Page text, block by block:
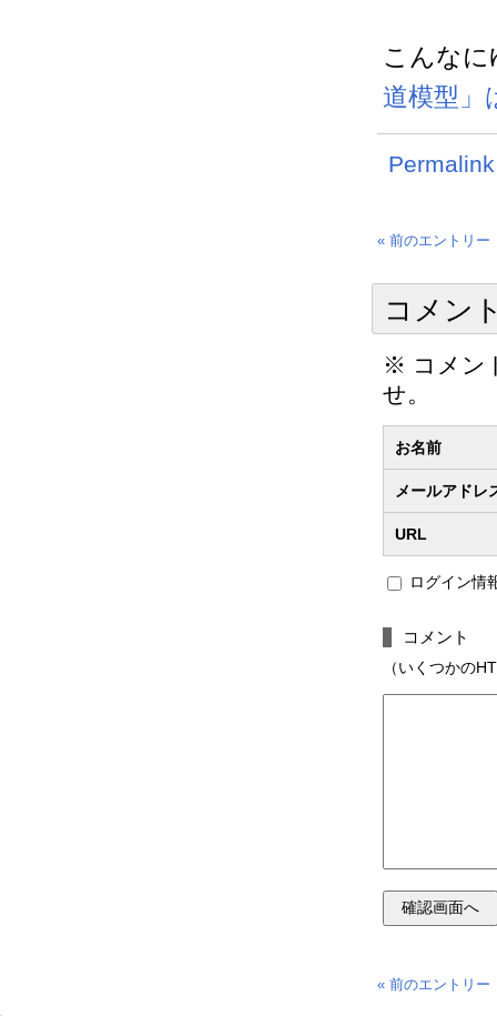
こんな
道模型」
Permalink
« 前のエントリー
コメン
※ コメン
せ。
お名前
メールアドレ
URL
ログイン情
コメント
（いくつかの
« 前のエントリー